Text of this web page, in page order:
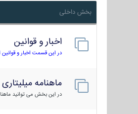
بخش داخلی
اخبار و قوانین
در این قسمت اخبار و
ماهنامه میلیتاری
در این بخش می توانید